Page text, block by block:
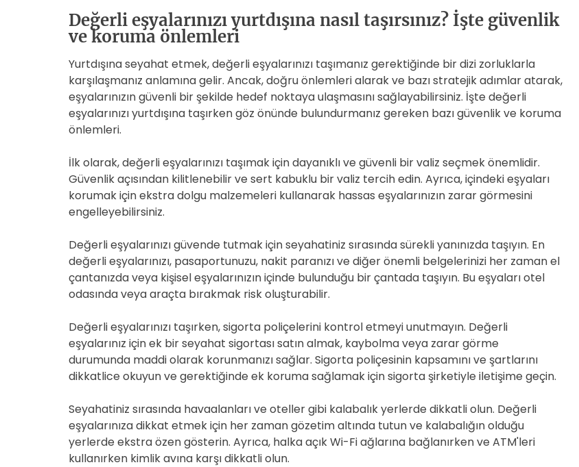
Değerli eşyalarınızı yurtdışına nasıl taşırsınız? İşte güvenlik
ve koruma önlemleri
Yurtdışına seyahat etmek, değerli eşyalarınızı taşımanız gerektiğinde bir dizi zorluklarla
karşılaşmanız anlamına gelir. Ancak, doğru önlemleri alarak ve bazı stratejik adımlar atarak,
eşyalarınızın güvenli bir şekilde hedef noktaya ulaşmasını sağlayabilirsiniz. İşte değerli
eşyalarınızı yurtdışına taşırken göz önünde bulundurmanız gereken bazı güvenlik ve koruma
önlemleri.
İlk olarak, değerli eşyalarınızı taşımak için dayanıklı ve güvenli bir valiz seçmek önemlidir.
Güvenlik açısından kilitlenebilir ve sert kabuklu bir valiz tercih edin. Ayrıca, içindeki eşyaları
korumak için ekstra dolgu malzemeleri kullanarak hassas eşyalarınızın zarar görmesini
engelleyebilirsiniz.
Değerli eşyalarınızı güvende tutmak için seyahatiniz sırasında sürekli yanınızda taşıyın. En
değerli eşyalarınızı, pasaportunuzu, nakit paranızı ve diğer önemli belgelerinizi her zaman el
çantanızda veya kişisel eşyalarınızın içinde bulunduğu bir çantada taşıyın. Bu eşyaları otel
odasında veya araçta bırakmak risk oluşturabilir.
Değerli eşyalarınızı taşırken, sigorta poliçelerini kontrol etmeyi unutmayın. Değerli
eşyalarınız için ek bir seyahat sigortası satın almak, kaybolma veya zarar görme
durumunda maddi olarak korunmanızı sağlar. Sigorta poliçesinin kapsamını ve şartlarını
dikkatlice okuyun ve gerektiğinde ek koruma sağlamak için sigorta şirketiyle iletişime geçin.
Seyahatiniz sırasında havaalanları ve oteller gibi kalabalık yerlerde dikkatli olun. Değerli
eşyalarınıza dikkat etmek için her zaman gözetim altında tutun ve kalabalığın olduğu
yerlerde ekstra özen gösterin. Ayrıca, halka açık Wi-Fi ağlarına bağlanırken ve ATM'leri
kullanırken kimlik avına karşı dikkatli olun.